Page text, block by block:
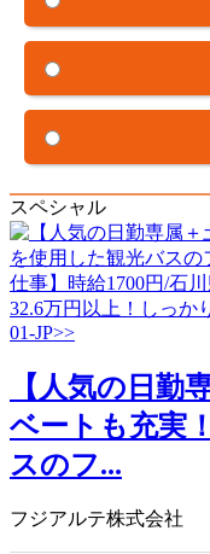
スペシャル
【人気の日勤
ベートも充実
スのフ...
フジアルテ株式会社